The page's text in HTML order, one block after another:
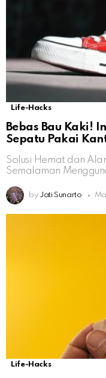
Life-Hacks
Bebas Bau Kaki!
Sepatu Pakai
Solusi Hemat dan
Semalaman
by Jati Sunarto
Life-Hacks